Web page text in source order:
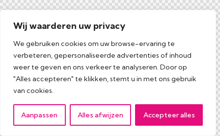
Wij waarderen uw privacy
We gebruiken cookies om uw browse-ervaring te
verbeteren, gepersonaliseerde advertenties of inhoud
weer te geven en ons verkeer te analyseren. Door op
"Alles accepteren" te klikken, stemt u in met ons gebruik
van cookies.
Aanpassen Alles afwijzen Accepteer alles